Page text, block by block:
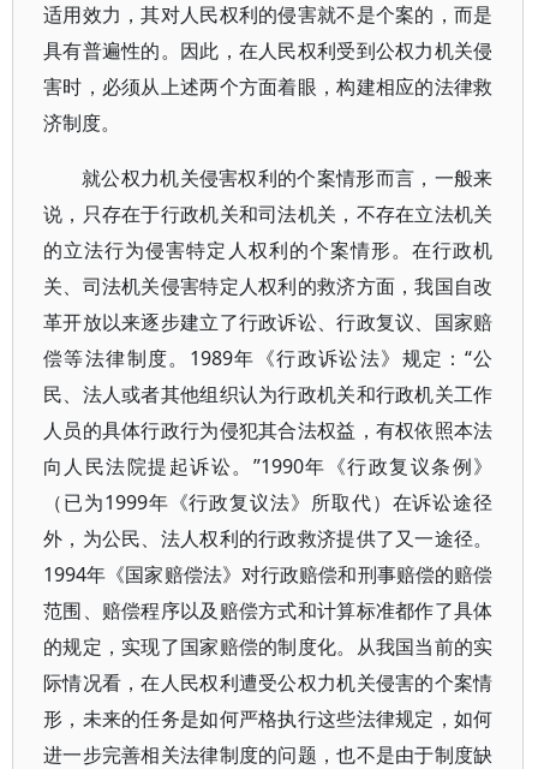
适用效力，其对人民权利的侵害就不是个案的，而是
具有普遍性的。因此，在人民权利受到公权力机关侵
害时，必须从上述两个方面着眼，构建相应的法律救
济制度。
就公权力机关侵害权利的个案情形而言，一般来
说，只存在于行政机关和司法机关，不存在立法机关
的立法行为侵害特定人权利的个案情形。在行政机
关、司法机关侵害特定人权利的救济方面，我国自改
革开放以来逐步建立了行政诉讼、行政复议、国家赔
偿等法律制度。1989年《行政诉讼法》规定：“公
民、法人或者其他组织认为行政机关和行政机关工作
人员的具体行政行为侵犯其合法权益，有权依照本法
向人民法院提起诉讼。”1990年《行政复议条例》
（已为1999年《行政复议法》所取代）在诉讼途径
外，为公民、法人权利的行政救济提供了又一途径。
1994年《国家赔偿法》对行政赔偿和刑事赔偿的赔偿
范围、赔偿程序以及赔偿方式和计算标准都作了具体
的规定，实现了国家赔偿的制度化。从我国当前的实
际情况看，在人民权利遭受公权力机关侵害的个案情
形，未来的任务是如何严格执行这些法律规定，如何
进一步完善相关法律制度的问题，也不是由于制度缺